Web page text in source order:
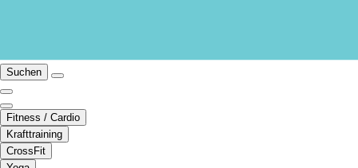
Suchen
Fitness / Cardio
Krafttraining
CrossFit